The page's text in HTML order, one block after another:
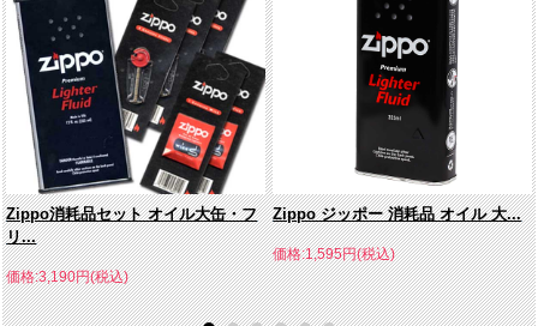
Zippo消耗品セット オイル大缶・フ
リ...
価格:3,190円(税込)
Zippo ジッポー 消耗品 オイル 大...
価格:1,595円(税込)